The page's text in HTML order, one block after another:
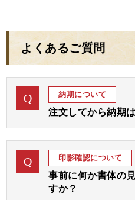
そんな安心感に包まれました。
これからの新しい人生を、印
実は小林大伸堂さんへお願
ましたが、何か腑に落ちずキ
これからは、この印鑑ととも
きたいと思います。
また仕事上で上のステージに
大伸堂 様にお願いしたいと思
開運2本セット 実印・銀行印
でしたが、良心的かつ誠意を
いたして
おります。
まだ、娘も次に控えておりま
非お願いを
したいと思っておりますの
いたします。
この度は、誠にありがとうご
開運2本セット 実印・銀行印
よくあるご質問
Q 納期について
注文してから納期
A
りしてご確認後お彫
予定でございます。
お急ぎの場合には字
Q 印影確認について
事前に何か書体の
すか？